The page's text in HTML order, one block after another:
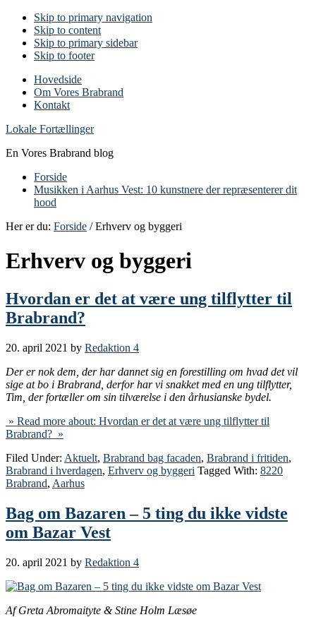
Skip to primary navigation
Skip to content
Skip to primary sidebar
Skip to footer
Hovedside
Om Vores Brabrand
Kontakt
Lokale Fortællinger
En Vores Brabrand blog
Forside
Musikken i Aarhus Vest: 10 kunstnere der repræsenterer dit
hood
Her er du: Forside / Erhverv og byggeri
Erhverv og byggeri
Hvordan er det at være ung tilflytter til
Brabrand?
20. april 2021 by Redaktion 4
Der er nok dem, der har dannet sig en forestilling om hvad det vil
sige at bo i Brabrand, derfor har vi snakket med en ung tilflytter,
Tim, der fortæller om sin tilværelse i den århusianske bydel.
» Read more about: Hvordan er det at være ung tilflytter til
Brabrand? »
Filed Under: Aktuelt, Brabrand bag facaden, Brabrand i fritiden,
Brabrand i hverdagen, Erhverv og byggeri Tagged With: 8220
Brabrand, Aarhus
Bag om Bazaren – 5 ting du ikke vidste
om Bazar Vest
20. april 2021 by Redaktion 4
Af Greta Abromaityte & Stine Holm Læsøe